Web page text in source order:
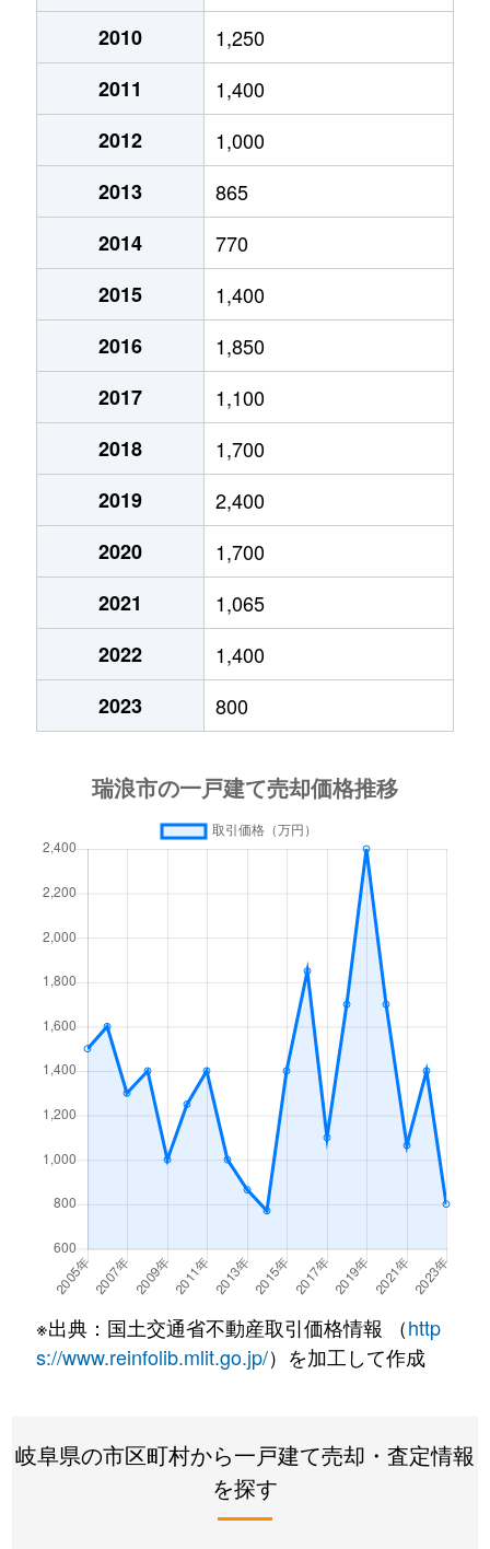
明賀台 800万円 瑞浪
明賀台
1,300万円 瑞浪
山田町
瑞浪
山田町
130万円
山田町
1,800万円
2010
1,250
2011
1,400
2012
1,000
2013
865
2014
770
2015
1,400
2016
1,850
2017
1,100
2018
1,700
2019
2,400
2020
1,700
2021
1,065
2022
1,400
2023
800
※出典：国土交通省不動産取引価格情報 （http
s://www.reinfolib.mlit.go.jp/）を加工して作成
岐阜県の市区町村から一戸建て売却・査定情報
を探す